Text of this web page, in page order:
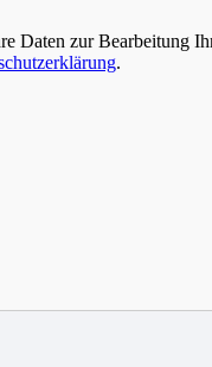
Daten zur Bearbeitung
.